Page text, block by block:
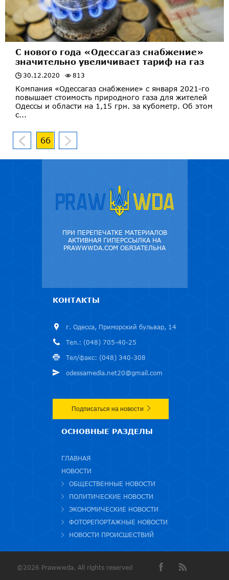
С нового года «Одессагаз снабжение»
значительно увеличивает тариф на газ
30.12.2020 813
Компания «Одессагаз снабжение» с января 2021-го
повышает стоимость природного газа для жителей
Одессы и области на 1,15 грн. за кубометр. Об этом
с...
66
ПРИ ПЕРЕПЕЧАТКЕ МАТЕРИАЛОВ
АКТИВНАЯ ГИПЕРССЫЛКА НА
PRAWWWDA.COM ОБЯЗАТЕЛЬНА
КОНТАКТЫ
г. Одесса, Приморский бульвар, 14
Тел.: (048) 705-40-25
Тел/факс: (048) 340-308
odessamedia.net20@gmail.com
Подписаться на новости
ОСНОВНЫЕ РАЗДЕЛЫ
ГЛАВНАЯ
НОВОСТИ
ОБЩЕСТВЕННЫЕ НОВОСТИ
ПОЛИТИЧЕСКИЕ НОВОСТИ
ЭКОНОМИЧЕСКИЕ НОВОСТИ
ФОТОРЕПОРТАЖНЫЕ НОВОСТИ
НОВОСТИ ПРОИСШЕСТВИЙ
©2026 Prawwwda. All rights reserved